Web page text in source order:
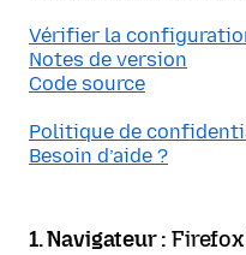
Vérifier la
Notes de version
Code source
Politique de
Besoin d’aide ?
1. Navigateur :Firefox